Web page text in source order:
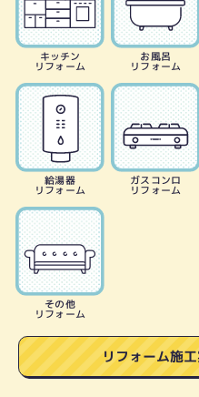
キッチン
リフォーム
お風呂
リフォーム
給湯器
リフォーム
ガスコンロ
リフォーム
その他
リフォーム
リフォーム施